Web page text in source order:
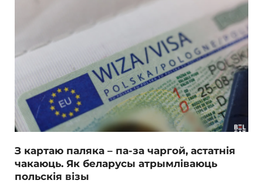
З картаю паляка – па-за чаргой, астатнія
чакаюць. Як беларусы атрымліваюць
польскія візы